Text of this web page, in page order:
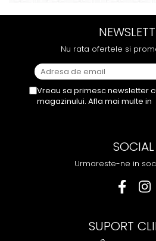
Nu rata ofertele si
Vreau sa primesc newsletter
magazinului. Afla mai multe in
SOCIAL
Urmareste-ne in
SUPORT